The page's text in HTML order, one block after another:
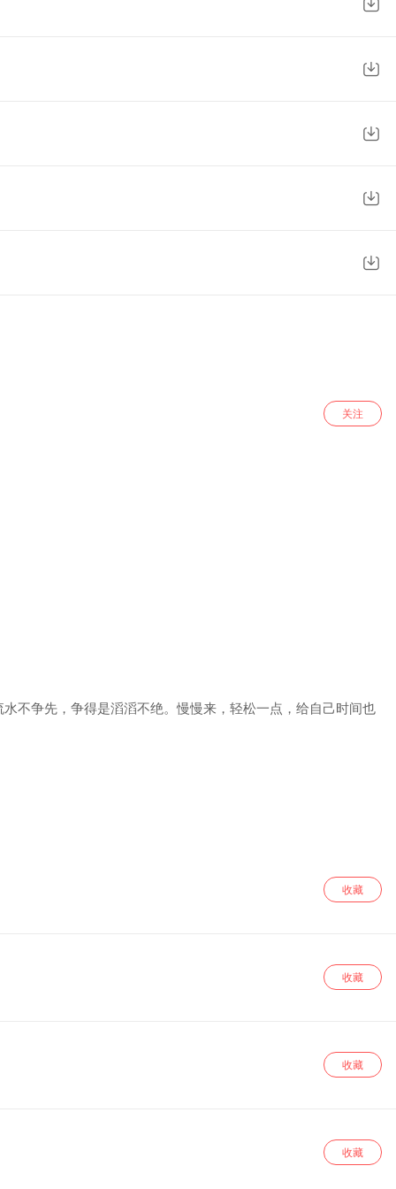
关注
不争先，争得是滔滔不绝。慢慢来，轻松一点，给自己时间也
收藏
收藏
收藏
收藏